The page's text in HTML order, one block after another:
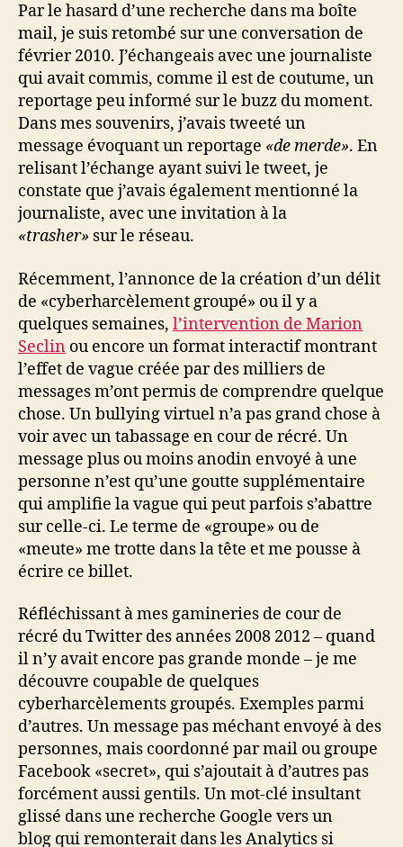
Par le hasard d’une recherche dans ma boîte
mail, je suis retombé sur une conversation de
février 2010. J’échangeais avec une journaliste
qui avait commis, comme il est de coutume, un
reportage peu informé sur le buzz du moment.
Dans mes souvenirs, j’avais tweeté un
message évoquant un reportage «de merde». En
relisant l’échange ayant suivi le tweet, je
constate que j’avais également mentionné la
journaliste, avec une invitation à la
«trasher» sur le réseau.
Récemment, l’annonce de la création d’un délit
de «cyberharcèlement groupé» ou il y a
quelques semaines, l’intervention de Marion
Seclin ou encore un format interactif montrant
l’effet de vague créée par des milliers de
messages m’ont permis de comprendre quelque
chose. Un bullying virtuel n’a pas grand chose à
voir avec un tabassage en cour de récré. Un
message plus ou moins anodin envoyé à une
personne n’est qu’une goutte supplémentaire
qui amplifie la vague qui peut parfois s’abattre
sur celle-ci. Le terme de «groupe» ou de
«meute» me trotte dans la tête et me pousse à
écrire ce billet.
Réfléchissant à mes gamineries de cour de
récré du Twitter des années 2008 2012 – quand
il n’y avait encore pas grande monde – je me
découvre coupable de quelques
cyberharcèlements groupés. Exemples parmi
d’autres. Un message pas méchant envoyé à des
personnes, mais coordonné par mail ou groupe
Facebook «secret», qui s’ajoutait à d’autres pas
forcément aussi gentils. Un mot-clé insultant
glissé dans une recherche Google vers un
blog qui remonterait dans les Analytics si